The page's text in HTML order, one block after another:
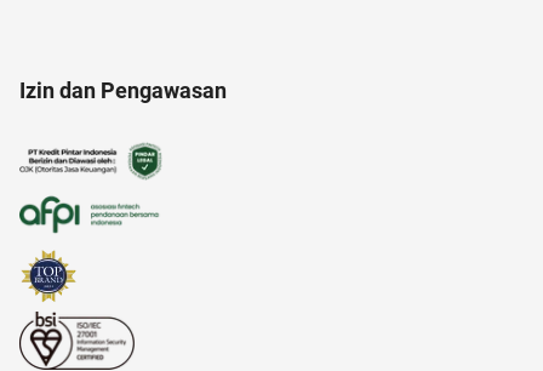
american music awards 2021
Izin dan Pengawasan